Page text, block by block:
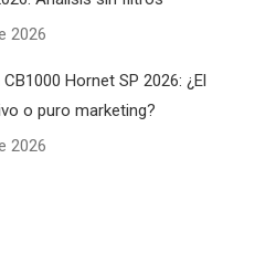
2026
Hornet SP 2026: ¿El
o puro marketing?
2026